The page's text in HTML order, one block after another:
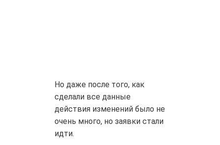
Но даже после того, как
сделали все данные
действия изменений было не
очень много, но заявки стали
идти.